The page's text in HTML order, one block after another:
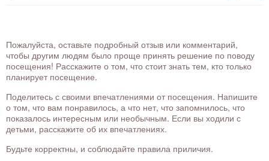
Пожалуйста, оставьте подробный отзыв или комментарий,
чтобы другим людям было проще принять решение по поводу
посещения! Расскажите о том, что стоит знать тем, кто только
планирует посещение.
Поделитесь с своими впечатлениями от посещения. Напишите
о том, что вам понравилось, а что нет, что запомнилось, что
показалось интересным или необычным. Если вы ходили с
детьми, расскажите об их впечатлениях.
Будьте корректны, и соблюдайте правила приличия.